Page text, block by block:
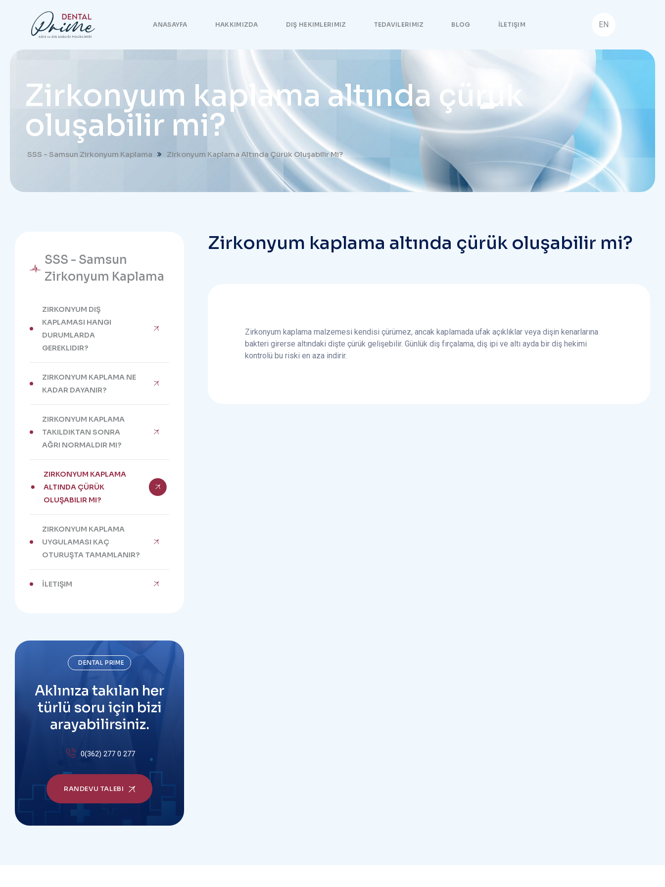
ANASAYFA HAKKIMIZDA DIŞ HEKIMLERIMIZ TEDAVILERIMIZ BLOG İLETIŞIM EN
Zirkonyum kaplama altında çürük
oluşabilir mi?
SSS - Samsun Zirkonyum Kaplama Zirkonyum Kaplama Altında Çürük Oluşabilir Mi?
Zirkonyum kaplama altında çürük oluşabilir mi?
Zirkonyum kaplama malzemesi kendisi çürümez, ancak kaplamada ufak açıklıklar veya dişin kenarlarına
bakteri girerse altındaki dişte çürük gelişebilir. Günlük diş fırçalama, diş ipi ve altı ayda bir diş hekimi
kontrolü bu riski en aza indirir.
SSS - Samsun
Zirkonyum Kaplama
ZIRKONYUM DIŞ
KAPLAMASI HANGI
DURUMLARDA
GEREKLIDIR?
ZIRKONYUM KAPLAMA NE
KADAR DAYANIR?
ZIRKONYUM KAPLAMA
TAKILDIKTAN SONRA
AĞRI NORMALDIR MI?
ZIRKONYUM KAPLAMA
ALTINDA ÇÜRÜK
OLUŞABILIR MI?
ZIRKONYUM KAPLAMA
UYGULAMASI KAÇ
OTURUŞTA TAMAMLANIR?
İLETIŞIM
DENTAL PRIME
Aklınıza takılan her
türlü soru için bizi
arayabilirsiniz.
0(362) 277 0 277
RANDEVU TALEBI